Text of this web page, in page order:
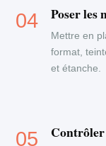
Poser les
Mettre en
format,
et étanche.